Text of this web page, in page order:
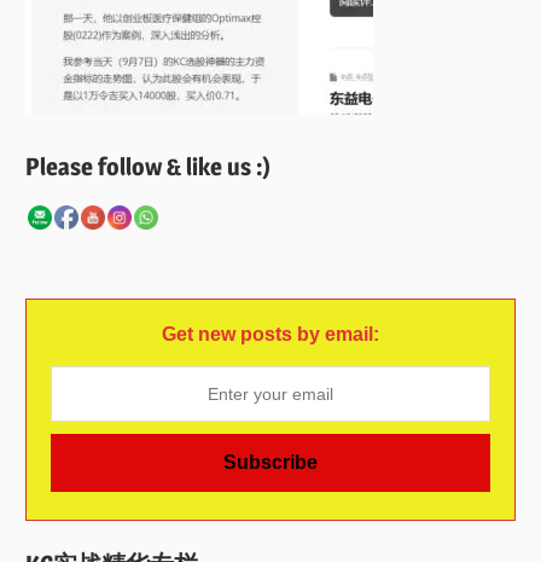
Please follow & like us :)
Get new posts by email: